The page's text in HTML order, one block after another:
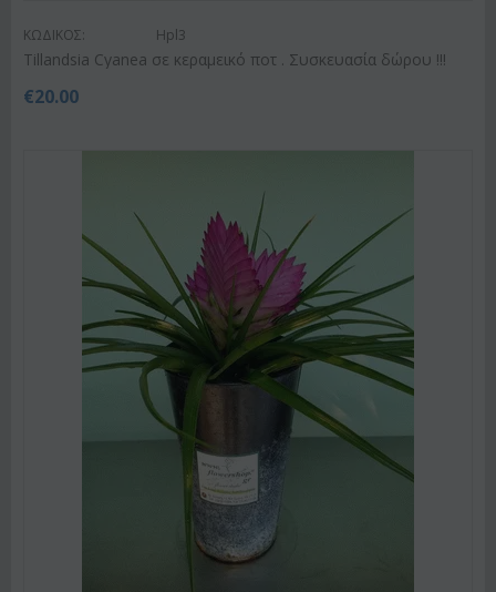
ΚΩΔΙΚΟΣ: Hpl3
Tillandsia Cyanea σε κεραμεικό ποτ . Συσκευασία δώρου !!!
€20.00